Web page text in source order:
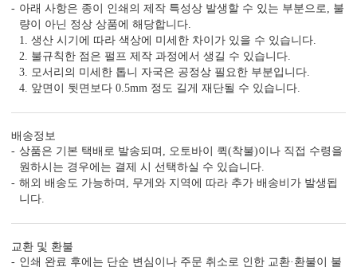
1 3>
아래 사항은 종이 인쇄의 제작 특성상 발생할 수 있는 부분으로, 불
량이 아닌 정상 상품에 해당합니다.
1. 생산 시기에 따라 색상에 미세한 차이가 있을 수 있습니다.
2. 불규칙한 점은 펄프 제작 과정에서 생길 수 있습니다.
3. 모서리의 미세한 톱니 자국은 공정상 필요한 부분입니다.
4. 앞면이 뒷면보다 0.5mm 정도 길게 재단될 수 있습니다.
배송정보
상품은 기본 택배로 발송되며, 오토바이 퀵(착불)이나 직접 수령을
원하시는 경우에는 결제 시 선택하실 수 있습니다.
해외 배송도 가능하며, 무게와 지역에 따라 추가 배송비가 발생됩
니다.
교환 및 환불
인쇄 완료 후에는 단순 변심이나 주문 취소로 인한 교환·환불이 불